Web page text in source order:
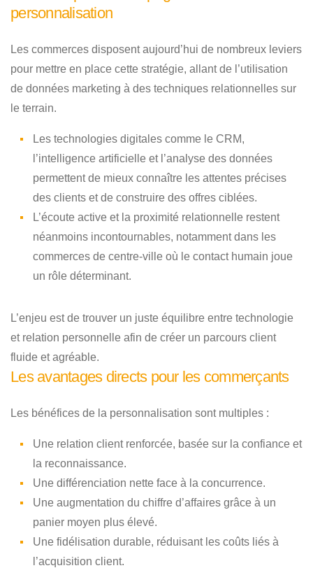
personnalisation
Les commerces disposent aujourd’hui de nombreux leviers
pour mettre en place cette stratégie, allant de l’utilisation
de données marketing à des techniques relationnelles sur
le terrain.
Les technologies digitales comme le CRM,
l’intelligence artificielle et l’analyse des données
permettent de mieux connaître les attentes précises
des clients et de construire des offres ciblées.
L’écoute active et la proximité relationnelle restent
néanmoins incontournables, notamment dans les
commerces de centre-ville où le contact humain joue
un rôle déterminant.
L’enjeu est de trouver un juste équilibre entre technologie
et relation personnelle afin de créer un parcours client
fluide et agréable.
Les avantages directs pour les commerçants
Les bénéfices de la personnalisation sont multiples :
Une relation client renforcée, basée sur la confiance et
la reconnaissance.
Une différenciation nette face à la concurrence.
Une augmentation du chiffre d’affaires grâce à un
panier moyen plus élevé.
Une fidélisation durable, réduisant les coûts liés à
l’acquisition client.